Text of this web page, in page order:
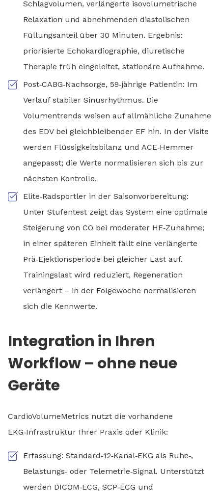
Schlagvolumen, verlängerte isovolumetrische
Relaxation und abnehmenden diastolischen
Füllungsanteil über 30 Minuten. Ergebnis:
priorisierte Echokardiographie, diuretische
Therapie früh eingeleitet, stationäre Aufnahme.
Post‑CABG‑Nachsorge, 59‑jährige Patientin: Im
Verlauf stabiler Sinusrhythmus. Die
Volumentrends weisen auf allmähliche Zunahme
des EDV bei gleichbleibender EF hin. In der Visite
werden Flüssigkeitsbilanz und ACE‑Hemmer
angepasst; die Werte normalisieren sich bis zur
nächsten Kontrolle.
Elite‑Radsportler in der Saisonvorbereitung:
Unter Stufentest zeigt das System eine optimale
Steigerung von CO bei moderater HF‑Zunahme;
in einer späteren Einheit fällt eine verlängerte
Prä‑Ejektionsperiode bei gleicher Last auf.
Trainingslast wird reduziert, Regeneration
verlängert – in der Folgewoche normalisieren
sich die Kennwerte.
Integration in Ihren
Workflow – ohne neue
Geräte
CardioVolumeMetrics nutzt die vorhandene
EKG‑Infrastruktur Ihrer Praxis oder Klinik:
Erfassung: Standard‑12‑Kanal‑EKG als Ruhe‑,
Belastungs‑ oder Telemetrie‑Signal. Unterstützt
werden DICOM‑ECG, SCP‑ECG und